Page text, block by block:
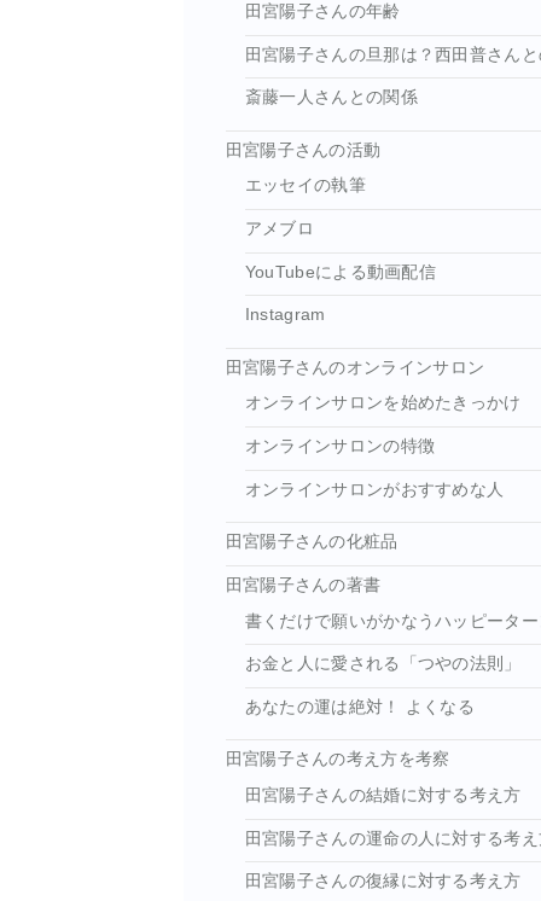
田宮陽子さんの年齢
田宮陽子さんの旦那は？西田普さん
斎藤一人さんとの関係
田宮陽子さんの活動
エッセイの執筆
アメブロ
YouTubeによる動画配信
Instagram
田宮陽子さんのオンラインサロン
オンラインサロンを始めたきっかけ
オンラインサロンの特徴
オンラインサロンがおすすめな人
田宮陽子さんの化粧品
田宮陽子さんの著書
書くだけで願いがかなうハッピータ
お金と人に愛される「つやの法則」
あなたの運は絶対！ よくなる
田宮陽子さんの考え方を考察
田宮陽子さんの結婚に対する考え方
田宮陽子さんの運命の人に対する考
田宮陽子さんの復縁に対する考え方